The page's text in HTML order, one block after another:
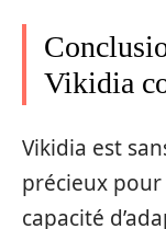
Vikidia
Vikidia est
précieux pour
capacité